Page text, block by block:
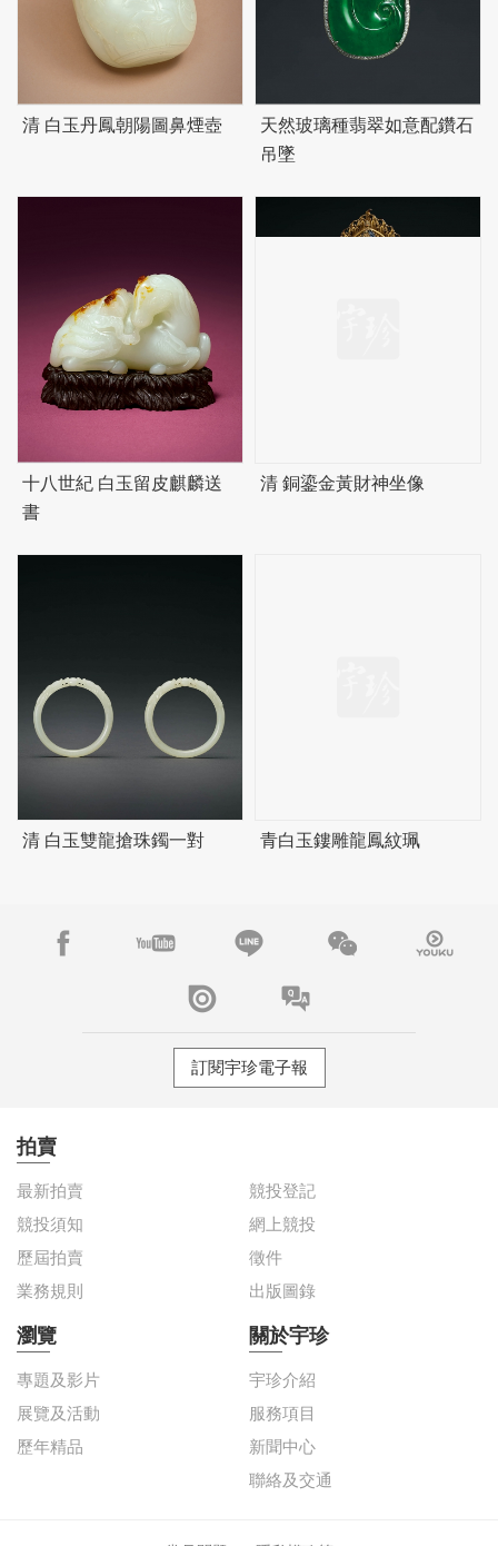
清 白玉丹鳳朝陽圖鼻煙壺
天然玻璃種翡翠如意配鑽石
吊墜
十八世紀 白玉留皮麒麟送
書
清 銅鎏金黃財神坐像
清 白玉雙龍搶珠鐲一對 青白玉鏤雕龍鳳紋珮
訂閱宇珍電子報
拍賣
最新拍賣
競投登記
競投須知
網上競投
歷屆拍賣
徵件
業務規則
出版圖錄
瀏覽
專題及影片
展覽及活動
歷年精品
關於宇珍
宇珍介紹
服務項目
新聞中心
聯絡及交通